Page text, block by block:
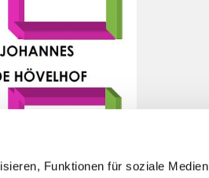
Funktionen für soziale Medien